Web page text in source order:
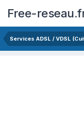
Free-
Services ADSL / VDSL